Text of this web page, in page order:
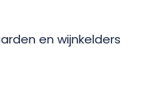
en wijnkelders